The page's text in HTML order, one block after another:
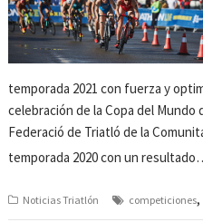
temporada 2021 con fuerza y
celebración de la Copa del Mundo
Federació de Triatló de la
temporada 2020 con un
Noticias Triatlón competiciones,